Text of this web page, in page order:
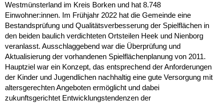
Westmünsterland im Kreis Borken und hat 8.748
Einwohner:innen. Im Frühjahr 2022 hat die Gemeinde eine
Bestandsprüfung und Qualitätsverbesserung der Spielflächen in
den beiden baulich verdichteten Ortsteilen Heek und Nienborg
veranlasst. Ausschlaggebend war die Überprüfung und
Aktualisierung der vorhandenen Spielflächenplanung von 2011.
Hauptziel war ein Konzept, das entsprechend der Anforderungen
der Kinder und Jugendlichen nachhaltig eine gute Versorgung mit
altersgerechten Angeboten ermöglicht und dabei
zukunftsgerichtet Entwicklungstendenzen der